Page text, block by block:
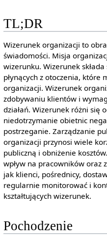
TL;DR
Wizerunek organizacji to
świadomości. Misja
wizerunku. Wizerunek
płynących z otoczenia, które
organizacji. Wizerunek
zdobywaniu klientów i
działań. Wizerunek różni się
niedotrzymanie obietnic
postrzeganie. Zarządzanie
organizacji przynosi wiele
publiczną i obniżenie
wpływ na pracowników oraz
jak klienci, pośrednicy,
regularnie monitorować i
kształtujących wizerunek.
Pochodzenie